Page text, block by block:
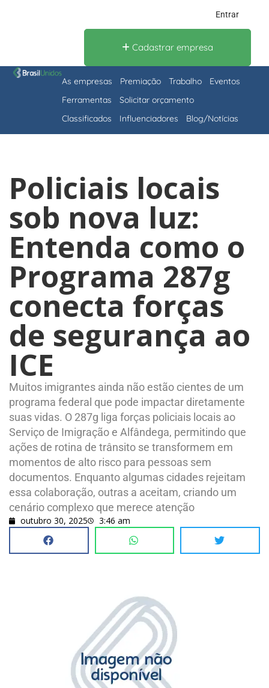
Entrar
Cadastrar empresa
As empresas Premiação Trabalho
Eventos
Ferramentas
Solicitar orçamento
Classificados
Influenciadores Blog/Notícias
Policiais locais
sob nova luz:
Entenda como o
Programa 287g
conecta forças
de segurança ao
ICE
Muitos imigrantes ainda não estão cientes de um
programa federal que pode impactar diretamente
suas vidas. O 287g liga forças policiais locais ao
Serviço de Imigração e Alfândega, permitindo que
ações de rotina de trânsito se transformem em
momentos de alto risco para pessoas sem
documentos. Enquanto algumas cidades rejeitam
essa colaboração, outras a aceitam, criando um
cenário complexo que merece atenção
outubro 30, 2025 3:46 am